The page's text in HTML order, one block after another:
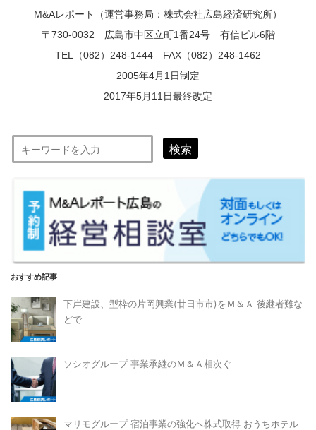
M&Aレポート（運営事務局：株式会社広島経済研究所）
〒730-0032 広島市中区立町1番24号 有信ビル6階
TEL（082）248-1444 FAX（082）248-1462
2005年4月1日制定
2017年5月11日最終改定
検索
おすすめ記事
下岸建設、型枠の片岡興業(廿日市市)をＭ＆Ａ 後継者難な
どで
ソシオグループ 事業承継のＭ＆Ａ相次ぐ
マリモグループ 宿泊事業の強化へ株式取得 おうちホテル